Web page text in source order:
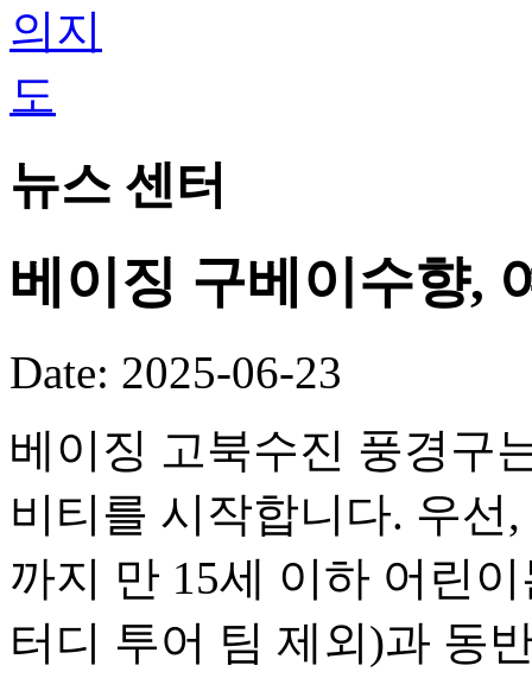
뉴스 센터
베이징 구베이수향,
Date: 2025-06-23
베이징 고북수진 풍경구
비티를 시작합니다. 우선
까지 만 15세 이하 어린
터디 투어 팀 제외)과 동